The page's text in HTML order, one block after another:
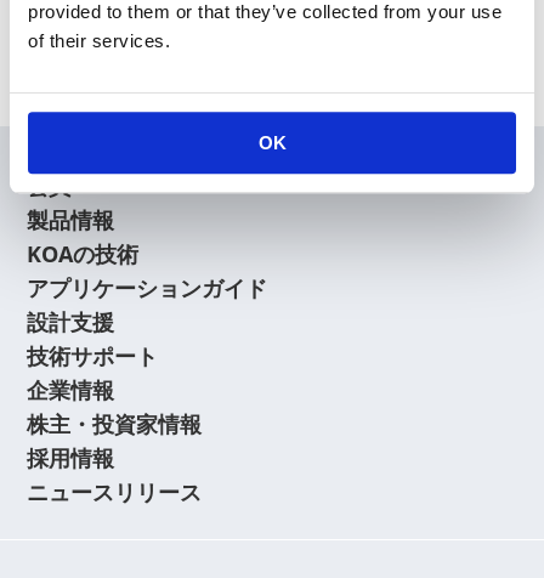
provided to them or that they’ve collected from your use
of their services.
OK
YouTube および YouTube ロゴは、Google LLC の商標また
は登録商標です。
会員
製品情報
KOAの技術
アプリケーションガイド
設計支援
技術サポート
企業情報
株主・投資家情報
採用情報
ニュースリリース